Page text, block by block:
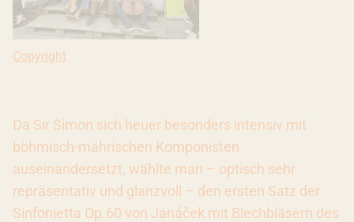
Copyright: BR / Astrid Ackermann
Copyright
Da Sir Simon sich heuer besonders intensiv mit
böhmisch-mährischen Komponisten
auseinandersetzt, wählte man – optisch sehr
repräsentativ und glanzvoll – den ersten Satz der
Sinfonietta Op.60 von Janáček mit Blechbläsern des